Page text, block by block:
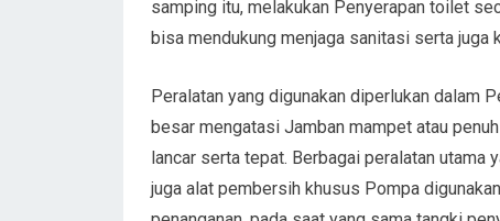
samping itu, melakukan Penyerapan toilet
bisa mendukung menjaga sanitasi serta juga
Peralatan yang digunakan diperlukan dalam
besar mengatasi Jamban mampet atau
lancar serta tepat. Berbagai peralatan utama
juga alat pembersih khusus Pompa